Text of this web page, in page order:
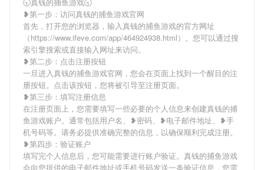
❥第一步：访问真钱的捕鱼游戏官网
首先，打开您的浏览器，输入真钱的捕鱼游戏的官方网址
（https://www.ifeve.com/app/464924938.html）。您可以通过搜
索引擎搜索或直接输入网址来访问。
❥第二步：点击注册按钮
一旦进入真钱的捕鱼游戏官网，您会在页面上找到一个醒目的注
册按钮。点击该按钮，您将被引导至注册页面。
❥第三步：填写注册信息
在注册页面上，您需要填写一些必要的个人信息来创建真钱的捕
鱼游戏账户。通常包括用户名、❥密码、❥电子邮件地址、❥手
机号码等。请务必提供准确完整的信息，以确保顺利完成注册。
❥第四步：验证账户
填写完个人信息后，您可能需要进行账户验证。真钱的捕鱼游戏
会向您提供的电子邮件地址或手机号码发送一条验证信息，您需